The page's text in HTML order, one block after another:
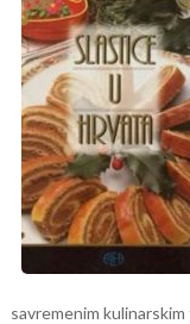
savremenim